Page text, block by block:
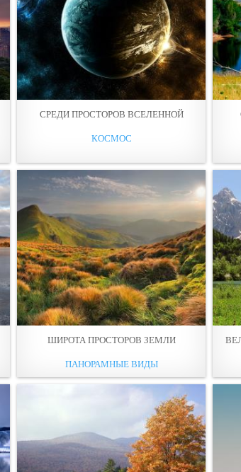
СРЕДИ ПРОСТОРОВ ВСЕЛЕННОЙ
КОСМОС
ШИРОТА ПРОСТОРОВ ЗЕМЛИ
ПАНОРАМНЫЕ ВИДЫ